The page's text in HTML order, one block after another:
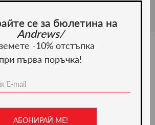
се за бюлетина на
Andrews/
-10% отстъпка
при първа поръчка!
АБОНИРАЙ МЕ!